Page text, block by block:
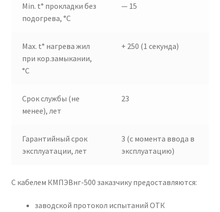
Min. t° прокладки без
подогрева, °C
— 15
Max. t° нагрева жил
при кор.замыкании,
°C
+ 250 (1 секунда)
Срок службы (не
менее), лет
23
Гарантийный срок
эксплуатации, лет
3 (с момента ввода в
эксплуатацию)
С кабелем КМПЭВнг-500 заказчику предоставляются:
заводской протокол испытаний ОТК